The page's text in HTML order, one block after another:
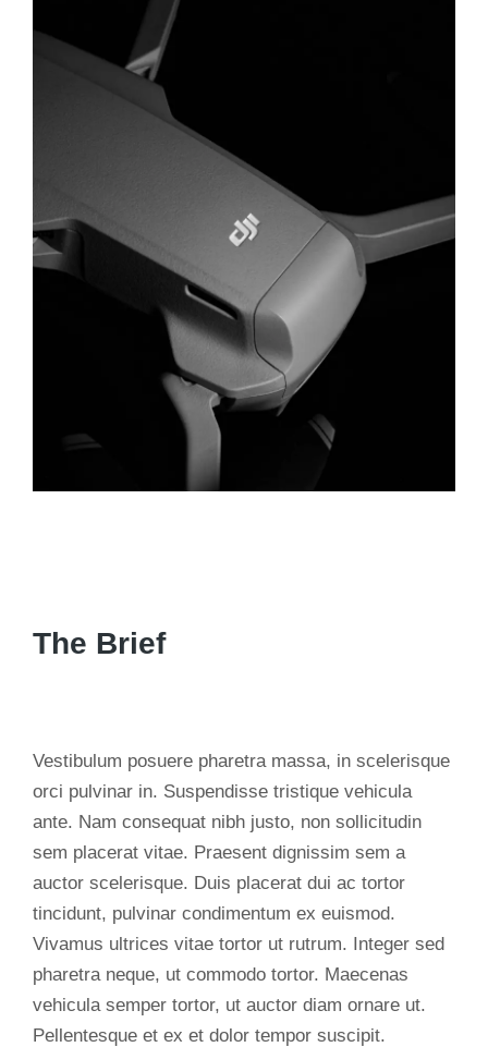
The Brief
Vestibulum posuere pharetra massa, in scelerisque
orci pulvinar in. Suspendisse tristique vehicula
ante. Nam consequat nibh justo, non sollicitudin
sem placerat vitae. Praesent dignissim sem a
auctor scelerisque. Duis placerat dui ac tortor
tincidunt, pulvinar condimentum ex euismod.
Vivamus ultrices vitae tortor ut rutrum. Integer sed
pharetra neque, ut commodo tortor. Maecenas
vehicula semper tortor, ut auctor diam ornare ut.
Pellentesque et ex et dolor tempor suscipit.